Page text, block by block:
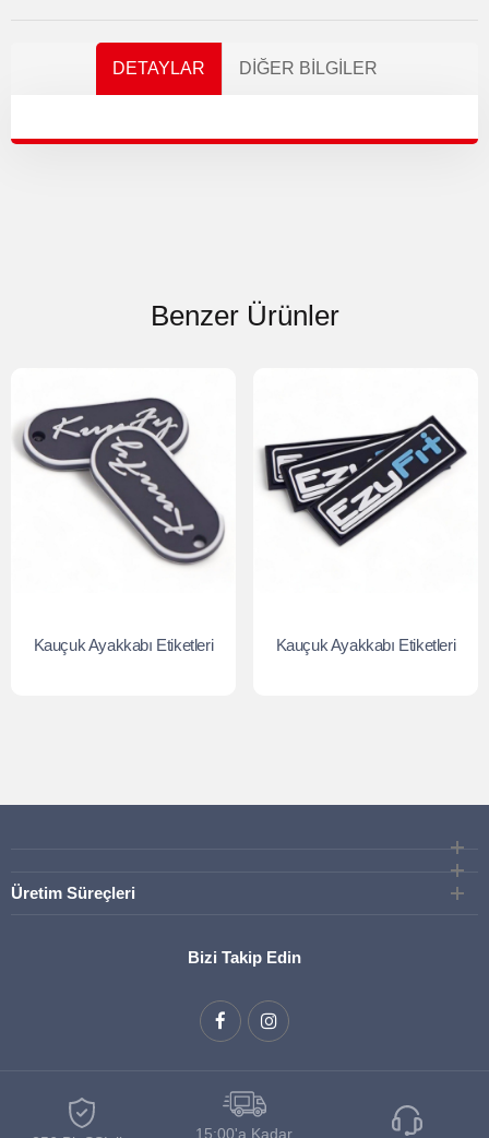
DETAYLAR DIĞER BILGILER
Benzer Ürünler
Kauçuk Ayakkabı Etiketleri Kauçuk Ayakkabı Etiketleri
Üretim Süreçleri
Bizi Takip Edin
15:00'a Kadar